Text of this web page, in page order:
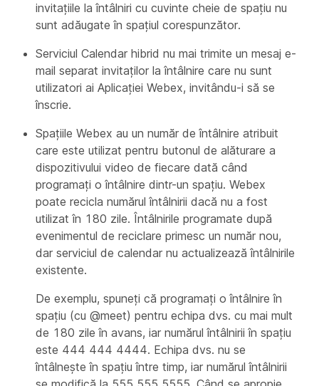
invitațiile la întâlniri cu cuvinte cheie de spațiu nu
sunt adăugate în spațiul corespunzător.
Serviciul Calendar hibrid nu mai trimite un mesaj e-
mail separat invitaților la întâlnire care nu sunt
utilizatori ai Aplicației Webex, invitându-i să se
înscrie.
Spațiile Webex au un număr de întâlnire atribuit
care este utilizat pentru butonul de alăturare a
dispozitivului video de fiecare dată când
programați o întâlnire dintr-un spațiu. Webex
poate recicla numărul întâlnirii dacă nu a fost
utilizat în 180 zile. Întâlnirile programate după
evenimentul de reciclare primesc un număr nou,
dar serviciul de calendar nu actualizează întâlnirile
existente.
De exemplu, spuneți că programați o întâlnire în
spațiu (cu @meet) pentru echipa dvs. cu mai mult
de 180 zile în avans, iar numărul întâlnirii în spațiu
este 444 444 4444. Echipa dvs. nu se
întâlnește în spațiu între timp, iar numărul întâlnirii